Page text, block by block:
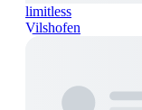
limitless
Vilshofen